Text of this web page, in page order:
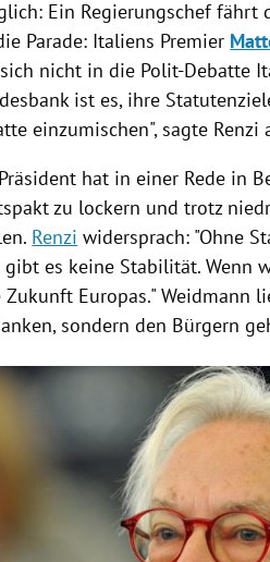
Ein Regierungschef fährt
Parade: Italiens Premier
nicht in die Polit-Debatte
ist es, ihre
einzumischen", sagte Renzi
hat in einer Rede in
zu lockern und trotz
Renzi widersprach: "Ohne
es keine Stabilität. Wenn
Zukunft Europas."Weidmann
sondern den Bürgern